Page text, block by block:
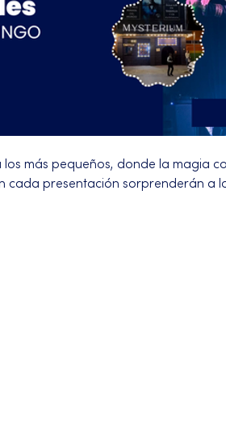
más pequeños, donde la magia
cada presentación sorprenderán a